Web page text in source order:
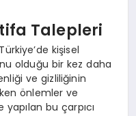
Talepleri
kişisel
olduğu bir kez daha
ve gizliliğinin
önlemler ve
bu çarpıcı